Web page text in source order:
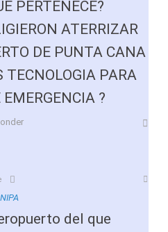
PERTENECE?
ATERRIZAR
DE PUNTA CANA
TECNOLOGIA PARA
?
del que